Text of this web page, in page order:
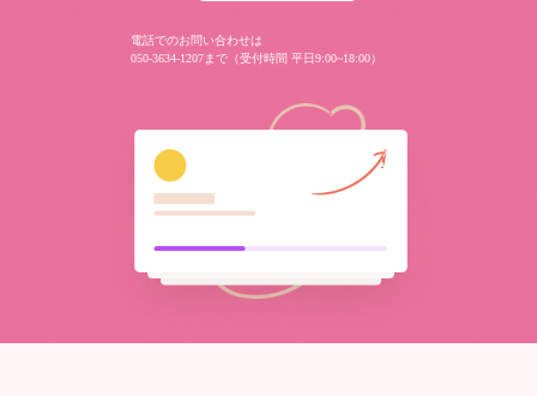
電話でのお問い合わせは
050-3634-1207まで（受付時間 平日9:00~18:00）